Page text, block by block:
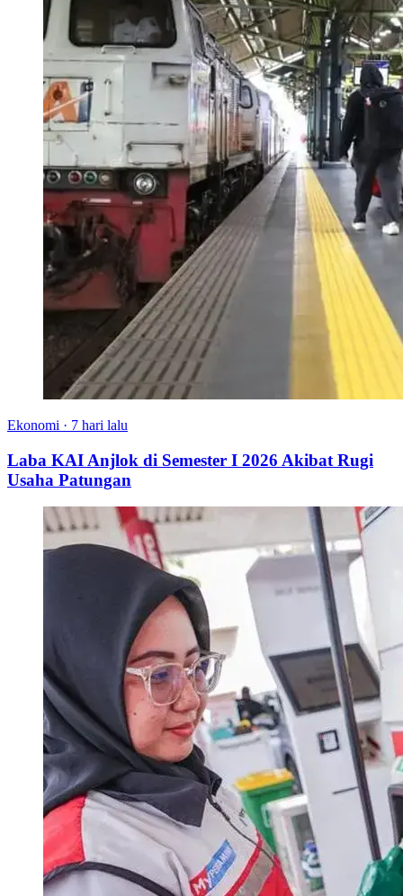
Ekonomi · 7 hari lalu
Laba KAI Anjlok di Semester I 2026 Akibat Rugi
Usaha Patungan